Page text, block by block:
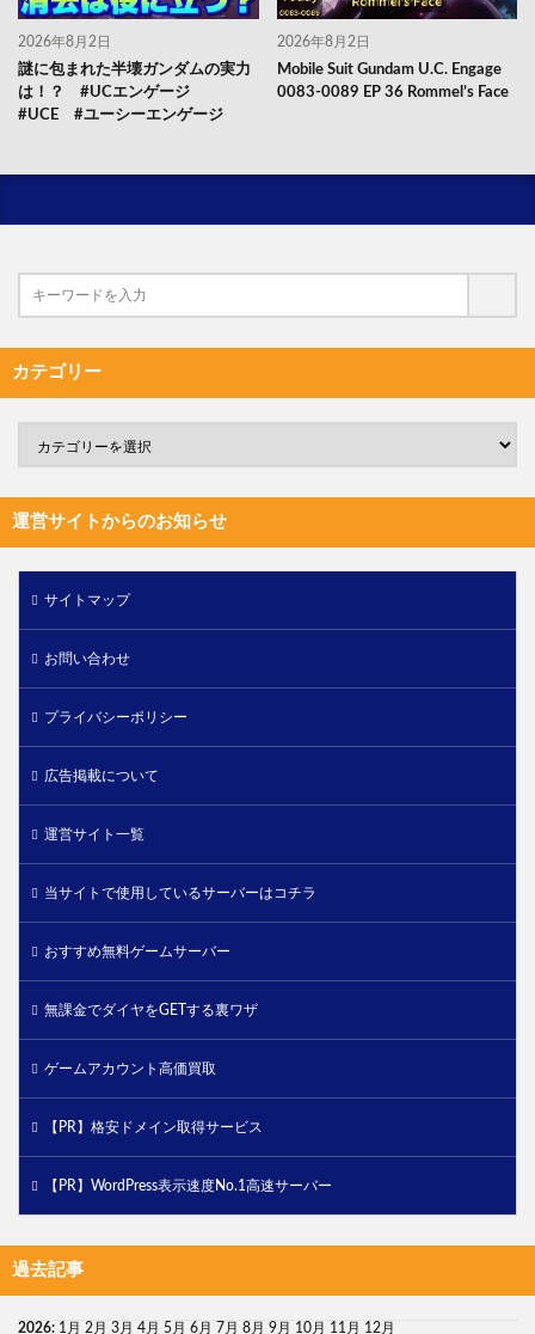
2026年8月2日
謎に包まれた半壊ガンダムの実力
は！？ #UCエンゲージ
#UCE #ユーシーエンゲージ
2026年8月2日
Mobile Suit Gundam U.C. Engage
0083-0089 EP 36 Rommel’s Face
カテゴリー
運営サイトからのお知らせ
サイトマップ
お問い合わせ
プライバシーポリシー
広告掲載について
運営サイト一覧
当サイトで使用しているサーバーはコチラ
おすすめ無料ゲームサーバー
無課金でダイヤをGETする裏ワザ
ゲームアカウント高価買取
【PR】格安ドメイン取得サービス
【PR】WordPress表示速度No.1高速サーバー
過去記事
2026: 1月 2月 3月 4月 5月 6月 7月 8月 9月 10月 11月 12月